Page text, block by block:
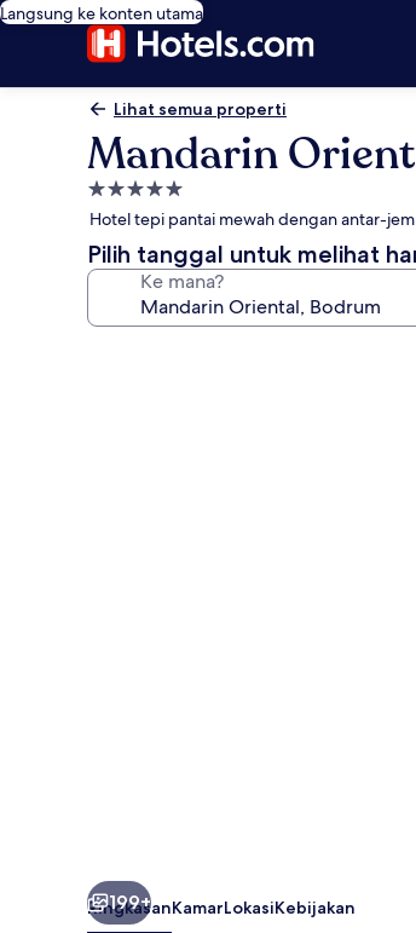
Langsung ke konten utama
Lihat semua properti
Mandarin
Properti
bintang
5.0
Hotel tepi pantai mewah dengan antar-
Pilih tanggal untuk melihat
Ke mana?
199+
RingkasanKamarLokasiKebijakan